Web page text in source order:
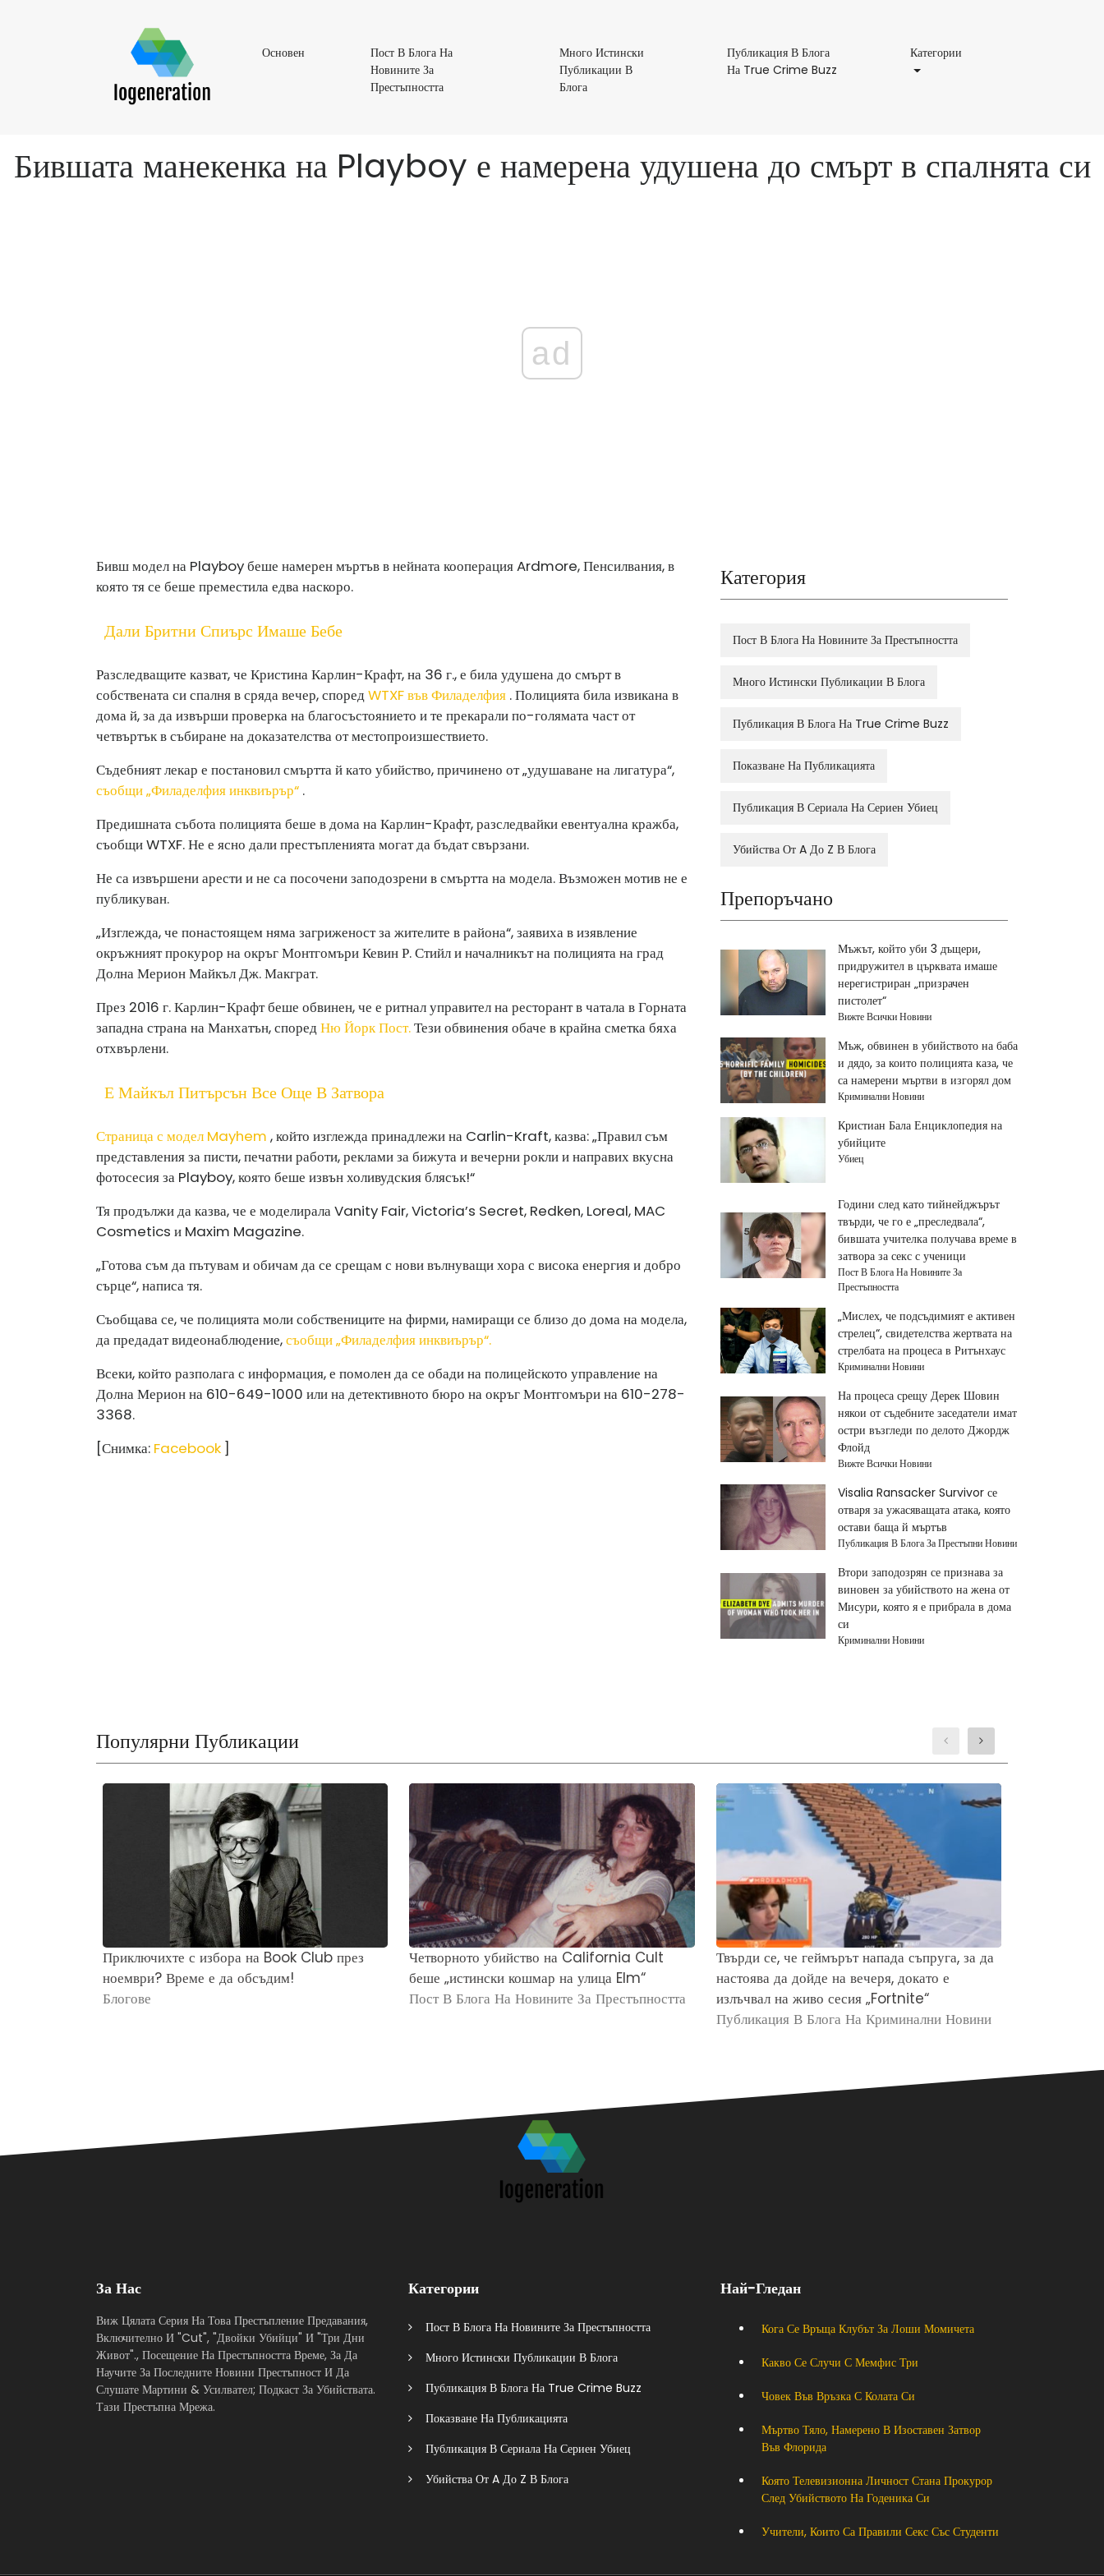
ОсновенОсновен
Пост В Блога На
Новините За
ПрестъпносттаПост
За
Престъпността
Много Истински
Публикации В
БлогаМного
Публикация В Блога
На True Crime Buzz
Buzz
Категории
Бившата манекенка на Playboy е намерена удушена до смърт в спалнята си
ad
Бивш модел на Playboy беше намерен мъртъв в нейната кооперация Ardmore, Пенсилвания, в
която тя се беше преместила едва наскоро.
Дали Бритни Спиърс Имаше Бебе
Разследващите казват, че Кристина Карлин-Крафт, на 36 г., е била удушена до смърт в
собствената си спалня в сряда вечер, споредWTXF във Филаделфия . Полицията била извикана в
дома й, за да извърши проверка на благосъстоянието и те прекарали по-голямата част от
четвъртък в събиране на доказателства от местопроизшествието.
Съдебният лекар е постановил смъртта й като убийство, причинено от „удушаване на лигатура“,
съобщи „Филаделфия инквиърър“ .
Предишната събота полицията беше в дома на Карлин-Крафт, разследвайки евентуална кражба,
съобщи WTXF. Не е ясно дали престъпленията могат да бъдат свързани.
Не са извършени арести и не са посочени заподозрени в смъртта на модела. Възможен мотив не е
публикуван.
„Изглежда, че понастоящем няма загриженост за жителите в района“, заявиха в изявление
окръжният прокурор на окръг Монтгомъри Кевин Р. Стийл и началникът на полицията на град
Долна Мерион Майкъл Дж. Макграт.
През 2016 г. Карлин-Крафт беше обвинен, че е ритнал управител на ресторант в чатала в Горната
западна страна на Манхатън, споредНю Йорк Пост.Тези обвинения обаче в крайна сметка бяха
отхвърлени.
Е Майкъл Питърсън Все Още В Затвора
Страница с модел Mayhem , който изглежда принадлежи на Carlin-Kraft, казва: „Правил съм
представления за писти, печатни работи, реклами за бижута и вечерни рокли и направих вкусна
фотосесия за Playboy, която беше извън холивудския блясък!“
Тя продължи да казва, че е моделирала Vanity Fair, Victoria’s Secret, Redken, Loreal, MAC
Cosmetics и Maxim Magazine.
„Готова съм да пътувам и обичам да се срещам с нови вълнуващи хора с висока енергия и добро
сърце“, написа тя.
Съобщава се, че полицията моли собствениците на фирми, намиращи се близо до дома на модела,
да предадат видеонаблюдение,съобщи „Филаделфия инквиърър“.
Всеки, който разполага с информация, е помолен да се обади на полицейското управление на
Долна Мерион на 610-649-1000 или на детективното бюро на окръг Монтгомъри на 610-278-
3368.
[Снимка: Facebook ]
Категория
Пост В Блога На Новините За Престъпността
Много Истински Публикации В Блога
Публикация В Блога На True Crime Buzz
Показване На Публикацията
Публикация В Сериала На Сериен Убиец
Убийства От A До Z В Блога
Препоръчано
Мъжът, който уби 3 дъщери,
придружител в църквата имаше
нерегистриран „призрачен
пистолет“
Вижте Всички Новини
Мъж, обвинен в убийството на баба
и дядо, за които полицията каза, че
са намерени мъртви в изгорял дом
Криминални Новини
Кристиан Бала Енциклопедия на
убийците
Убиец
Години след като тийнейджърът
твърди, че го е „преследвала“,
бившата учителка получава време в
затвора за секс с ученици
Пост В Блога На Новините За
Престъпността
„Мислех, че подсъдимият е активен
стрелец“, свидетелства жертвата на
стрелбата на процеса в Ритънхаус
Криминални Новини
На процеса срещу Дерек Шовин
някои от съдебните заседатели имат
остри възгледи по делото Джордж
Флойд
Вижте Всички Новини
Visalia Ransacker Survivor се
отваря за ужасяващата атака, която
остави баща й мъртъв
Публикация В Блога За Престъпни Новини
Втори заподозрян се признава за
виновен за убийството на жена от
Мисури, която я е прибрала в дома
си
Криминални Новини
Популярни Публикации
Приключихте с избора на Book Club през
ноември? Време е да обсъдим!
Блогове
Четворното убийство на California Cult
беше „истински кошмар на улица Elm“
Пост В Блога На Новините За Престъпността
Твърди се, че геймърът напада съпруга, за да
настоява да дойде на вечеря, докато е
излъчвал на живо сесия „Fortnite“
Публикация В Блога На Криминални Новини
За Нас
Виж Цялата Серия На Това Престъпление Предавания,
Включително И "Cut", "Двойки Убийци" И "Три Дни
Живот"., Посещение На Престъпността Време, За Да
Научите За Последните Новини Престъпност И Да
Слушате Мартини & Усилвател; Подкаст За Убийствата.
Тази Престъпна Мрежа.
Категории
Пост В Блога На Новините За Престъпността
Много Истински Публикации В Блога
Публикация В Блога На True Crime Buzz
Показване На Публикацията
Публикация В Сериала На Сериен Убиец
Убийства От A До Z В Блога
Най-Гледан
Кога Се Връща Клубът За Лоши Момичета
Какво Се Случи С Мемфис Три
Човек Във Връзка С Колата Си
Мъртво Тяло, Намерено В Изоставен Затвор
Във Флорида
Която Телевизионна Личност Стана Прокурор
След Убийството На Годеника Си
Учители, Които Са Правили Секс Със Студенти